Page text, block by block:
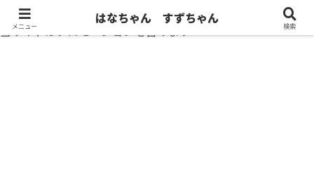
当サイトはプロモーションを含みます
メニュー
はなちゃん すずちゃん
検索